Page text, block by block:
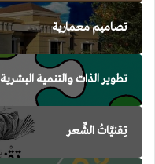
تصاميم معمارية
تطوير الذات والتنمية البشرية
تِقنيَّاتُ الشِّعر